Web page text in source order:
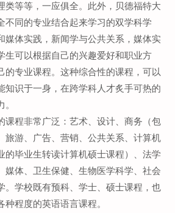
类等等，一应俱全。此外，贝德福特大
不同的专业结合起来学习的双学科学
媒体实践，新闻学与公共关系，媒体实
生可以根据自己的兴趣爱好和职业方
的专业课程。这种综合性的课程，可以
知识于一身，在跨学科人才炙手可热的
课程非常广泛：艺术、设计、商务（包
旅游、广告、营销、公共关系、计算机
的毕业生转读计算机硕士课程）、法学
媒体、卫生保健、生物医学科学、社会
。学校既有预科、学士、硕士课程，也
程度的英语语言课程。